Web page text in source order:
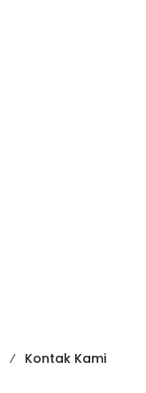
Kontak Kami